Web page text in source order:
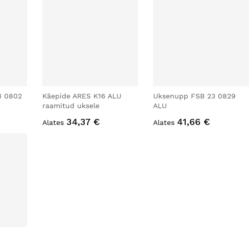
0802
Käepide ARES K16 ALU
raamitud uksele
Alates 34,37 €
Uksenupp FSB 23 0829
ALU
Alates 41,66 €